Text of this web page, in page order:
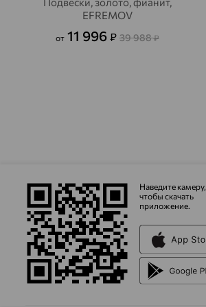
EFREMOV
от 11 996 ₽ 39 988₽
Наведите камеру,
чтобы скачать
приложение.